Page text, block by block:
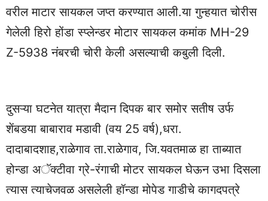
वरील माटार सायकल जप्त करण्यात आली.या गुन्हयात चोरीस
गेलेली हिरो होंडा स्प्लेन्डर मोटार सायकल कमांक MH-29
Z-5938 नंबरची चोरी केली असल्याची कबुली दिली.
दुसऱ्या घटनेत यात्रा मैदान दिपक बार समोर सतीष उर्फ
शेंबडया बाबाराव मडावी (वय 25 वर्ष),धरा.
दादाबादशाह,राळेगाव ता.राळेगाव, जि.यवतमाळ हा ताब्यात
होन्डा अॅक्टीवा ग्रे-रंगाची मोटर सायकल घेऊन उभा दिसला
त्यास त्याचेजवळ असलेली हॉन्डा मोपेड गाडीचे कागदपत्रे